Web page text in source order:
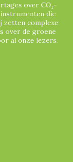
over CO₂-
die
zetten complexe
over de groene
al onze lezers.